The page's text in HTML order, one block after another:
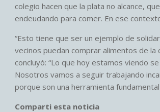
colegio hacen que la plata no alcance,
endeudando para comer. En ese
“Esto tiene que ser un ejemplo de
vecinos puedan comprar alimentos de la
concluyó: “Lo que hoy estamos viendo
Nosotros vamos a seguir trabajando
porque son una herramienta
Comparti esta noticia